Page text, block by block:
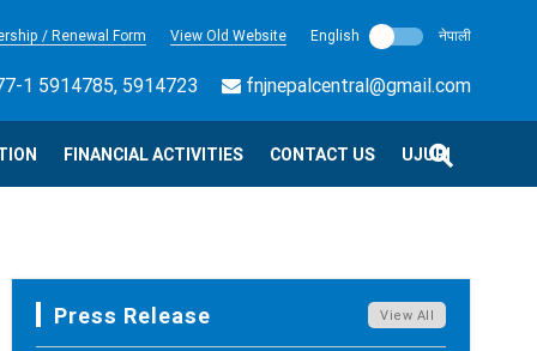
/ Renewal Form View Old Website English नेपाली
1 5914785, 5914723 fnjnepalcentral@gmail.com
FINANCIAL ACTIVITIES CONTACT US UJURI
Press Release View All